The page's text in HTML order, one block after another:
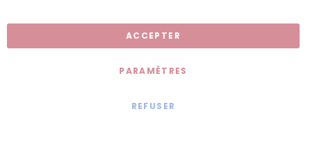
ACCEPTER
PARAMÈTRES
REFUSER